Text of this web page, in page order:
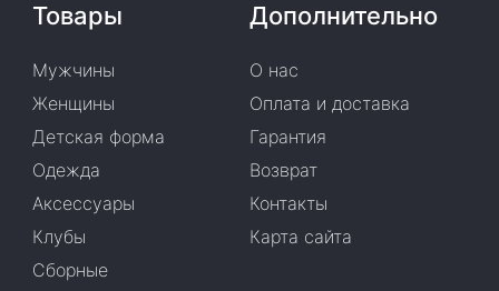
Товары
Мужчины
Женщины
Детская форма
Одежда
Аксессуары
Клубы
Сборные
Дополнительно
О нас
Оплата и доставка
Гарантия
Возврат
Контакты
Карта сайта